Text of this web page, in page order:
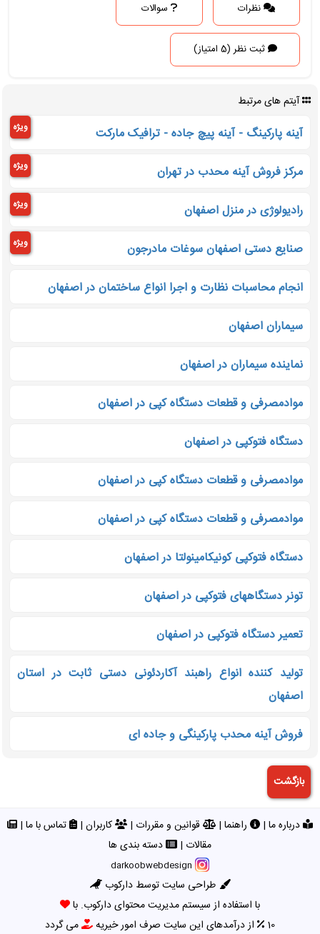
نظرات سوالات
ثبت نظر (5 امتیاز)
آیتم های مرتبط
آینه پارکینگ - آینه پیچ جاده - ترافیک مارکت ویژه
مرکز فروش آینه محدب در تهران ویژه
رادیولوژی در منزل اصفهان ویژه
صنایع دستی اصفهان سوغات مادرجون ویژه
انجام محاسبات نظارت و اجرا انواع ساختمان در اصفهان
سیماران اصفهان
نماینده سیماران در اصفهان
موادمصرفی و قطعات دستگاه کپی در اصفهان
دستگاه فتوکپی در اصفهان
موادمصرفی و قطعات دستگاه کپی در اصفهان
موادمصرفی و قطعات دستگاه کپی در اصفهان
دستگاه فتوکپی کونیکامینولتا در اصفهان
تونر دستگاههای فتوکپی در اصفهان
تعمیر دستگاه فتوکپی در اصفهان
تولید کننده انواع راهبند آکاردئونی دستی ثابت در استان
اصفهان
فروش آینه محدب پارکینگی و جاده ای
درباره ما | راهنما | قوانین و مقررات | کاربران | تماس با ما|
مقالات | دسته بندی ها
darkoobwebdesign
طراحی سایت توسط دارکوب
با استفاده از سیستم مدیریت محتوای دارکوب. با
10
از درآمدهای این سایت صرف امور خیریه می گردد